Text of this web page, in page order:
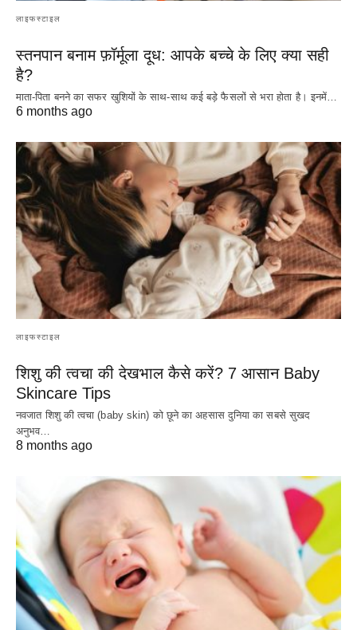
लाइफस्टाइल
स्तनपान बनाम फ़ॉर्मूला दूध: आपके बच्चे के लिए क्या सही
है?
माता-पिता बनने का सफर खुशियों के साथ-साथ कई बड़े फैसलों से भरा होता है। इनमें…
6 months ago
लाइफस्टाइल
शिशु की त्वचा की देखभाल कैसे करें? 7 आसान Baby
Skincare Tips
नवजात शिशु की त्वचा (baby skin) को छूने का अहसास दुनिया का सबसे सुखद
अनुभव…
8 months ago